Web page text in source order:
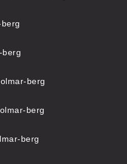
berg
berg
berg
berg